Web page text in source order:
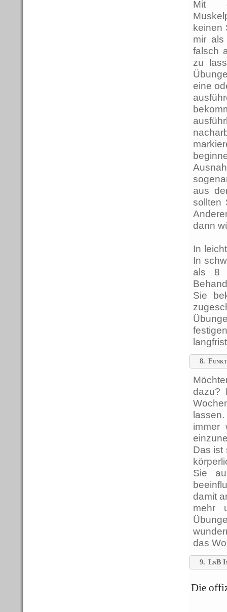
Mit
keinen
mir als
falsch
zu
eine
aus
sollten
dann
In
In
als 8
Sie
8.
dazu?
immer
Das ist
Sie
damit
mehr
das
9. LnB
Die